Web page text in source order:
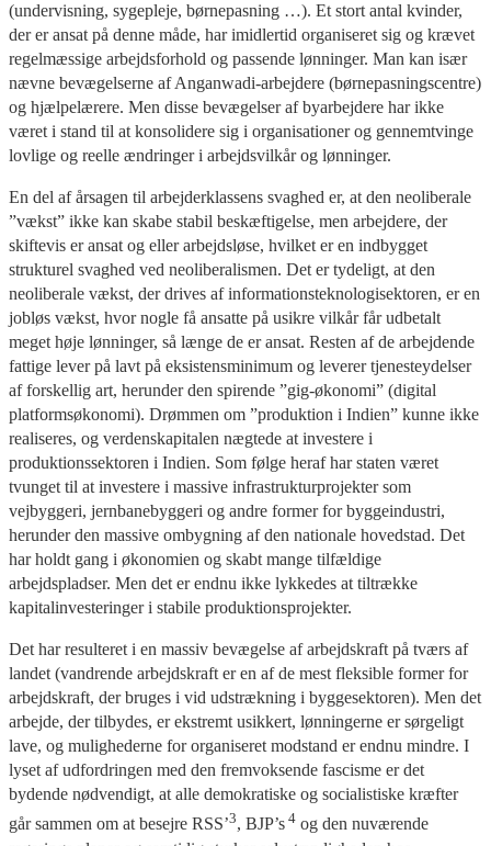
(undervisning, sygepleje, børnepasning …). Et stort antal kvinder,
der er ansat på denne måde, har imidlertid organiseret sig og krævet
regelmæssige arbejdsforhold og passende lønninger. Man kan især
nævne bevægelserne af Anganwadi-arbejdere (børnepasningscentre)
og hjælpelærere. Men disse bevægelser af byarbejdere har ikke
været i stand til at konsolidere sig i organisationer og gennemtvinge
lovlige og reelle ændringer i arbejdsvilkår og lønninger.
En del af årsagen til arbejderklassens svaghed er, at den neoliberale
”vækst” ikke kan skabe stabil beskæftigelse, men arbejdere, der
skiftevis er ansat og eller arbejdsløse, hvilket er en indbygget
strukturel svaghed ved neoliberalismen. Det er tydeligt, at den
neoliberale vækst, der drives af informationsteknologisektoren, er en
jobløs vækst, hvor nogle få ansatte på usikre vilkår får udbetalt
meget høje lønninger, så længe de er ansat. Resten af de arbejdende
fattige lever på lavt på eksistensminimum og leverer tjenesteydelser
af forskellig art, herunder den spirende ”gig-økonomi” (digital
platformsøkonomi). Drømmen om ”produktion i Indien” kunne ikke
realiseres, og verdenskapitalen nægtede at investere i
produktionssektoren i Indien. Som følge heraf har staten været
tvunget til at investere i massive infrastrukturprojekter som
vejbyggeri, jernbanebyggeri og andre former for byggeindustri,
herunder den massive ombygning af den nationale hovedstad. Det
har holdt gang i økonomien og skabt mange tilfældige
arbejdspladser. Men det er endnu ikke lykkedes at tiltrække
kapitalinvesteringer i stabile produktionsprojekter.
Det har resulteret i en massiv bevægelse af arbejdskraft på tværs af
landet (vandrende arbejdskraft er en af de mest fleksible former for
arbejdskraft, der bruges i vid udstrækning i byggesektoren). Men det
arbejde, der tilbydes, er ekstremt usikkert, lønningerne er sørgeligt
lave, og mulighederne for organiseret modstand er endnu mindre. I
lyset af udfordringen med den fremvoksende fascisme er det
bydende nødvendigt, at alle demokratiske og socialistiske kræfter
går sammen om at besejre RSS’3, BJP’s 4 og den nuværende